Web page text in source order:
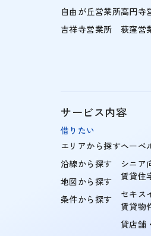
自由が丘営業所
吉祥寺営業所
高円寺
荻窪営
サービス内容
借りたい
エリアから探す
沿線から探す
地図から探す
条件から探す
ヘーベ
シニア
賃貸住
セキス
賃貸物
貸店舗